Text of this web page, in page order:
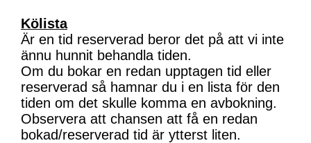
Kölista
Är en tid reserverad beror det på att vi inte
ännu hunnit behandla tiden.
Om du bokar en redan upptagen tid eller
reserverad så hamnar du i en lista för den
tiden om det skulle komma en avbokning.
Observera att chansen att få en redan
bokad/reserverad tid är ytterst liten.